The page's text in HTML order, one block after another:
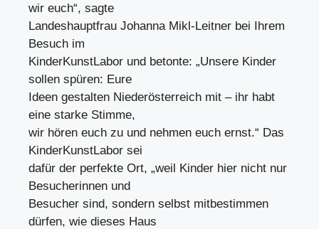
wir euch“, sagte
Landeshauptfrau Johanna Mikl-Leitner bei Ihrem
Besuch im
KinderKunstLabor und betonte: „Unsere Kinder
sollen spüren: Eure
Ideen gestalten Niederösterreich mit – ihr habt
eine starke Stimme,
wir hören euch zu und nehmen euch ernst.“ Das
KinderKunstLabor sei
dafür der perfekte Ort, „weil Kinder hier nicht nur
Besucherinnen und
Besucher sind, sondern selbst mitbestimmen
dürfen, wie dieses Haus